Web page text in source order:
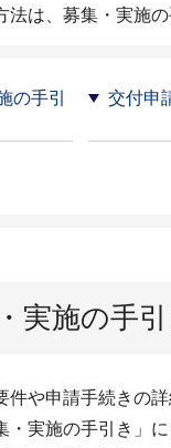
は、募集・実施の
の手引
交付申
実施の手引
件や申請手続きの
実施の手引き」に